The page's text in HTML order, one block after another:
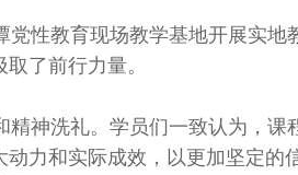
党性教育现场教学基地开展实
了前行力量。
精神洗礼。学员们一致认为，
力和实际成效，以更加坚定